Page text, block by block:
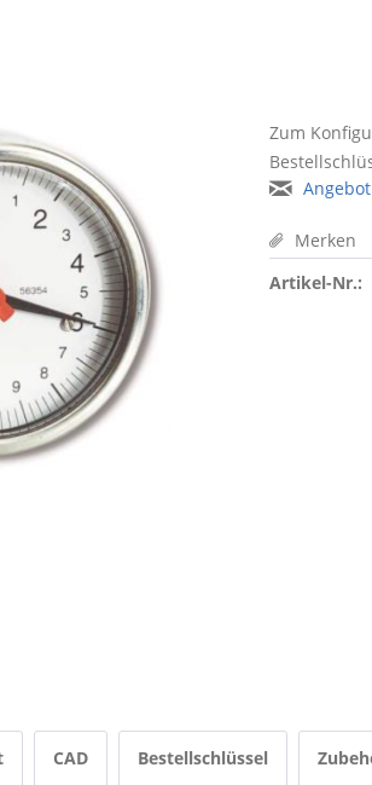
Zum
Merken
Artikel-Nr.:
CAD Bestellschlüssel